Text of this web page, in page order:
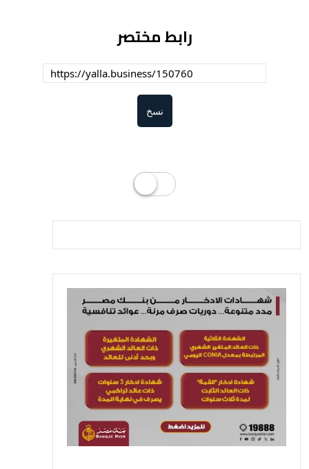
رابط مختصر
نسخ